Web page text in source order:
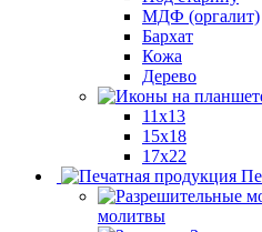
МДФ (оргалит)
Бархат
Кожа
Дерево
11х13
15х18
17х22
молитвы